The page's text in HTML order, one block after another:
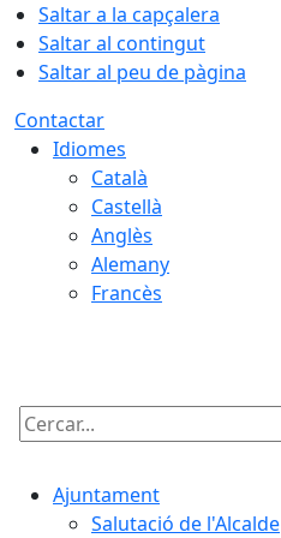
Saltar a la capçalera
Saltar al contingut
Saltar al peu de pàgina
Contactar
Idiomes
Català
Castellà
Anglès
Alemany
Francès
Cercar:
Ajuntament
Salutació de l'Alcalde